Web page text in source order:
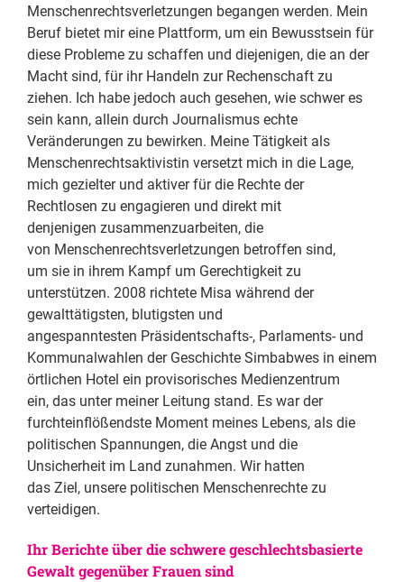
Menschenrechtsverletzungen begangen werden. Mein
Beruf bietet mir eine Plattform, um ein Bewusstsein für
diese Probleme zu schaffen und diejenigen, die an der
Macht sind, für ihr Handeln zur Rechenschaft zu
ziehen. Ich habe jedoch auch gesehen, wie schwer es
sein kann, allein durch Journalismus echte
Veränderungen zu bewirken. Meine Tätigkeit als
Menschenrechtsaktivistin versetzt mich in die Lage,
mich gezielter und aktiver für die Rechte der
Rechtlosen zu engagieren und direkt mit
denjenigen zusammenzuarbeiten, die
von Menschenrechtsverletzungen betroffen sind,
um sie in ihrem Kampf um Gerechtigkeit zu
unterstützen. 2008 richtete Misa während der
gewalttätigsten, blutigsten und
angespanntesten Präsidentschafts-, Parlaments- und
Kommunalwahlen der Geschichte Simbabwes in einem
örtlichen Hotel ein provisorisches Medienzentrum
ein, das unter meiner Leitung stand. Es war der
furchteinflößendste Moment meines Lebens, als die
politischen Spannungen, die Angst und die
Unsicherheit im Land zunahmen. Wir hatten
das Ziel, unsere politischen Menschenrechte zu
verteidigen.
Ihr Berichte über die schwere geschlechtsbasierte
Gewalt gegenüber Frauen sind